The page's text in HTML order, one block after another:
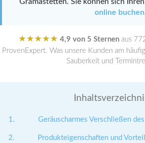
online buchen
★★★★★ 4,9 von 5 Sternen aus
ProvenExpert. Was unsere Kunden am
Sauberkeit und
Geräuscharmes Verschließen
Produkteigenschaften und